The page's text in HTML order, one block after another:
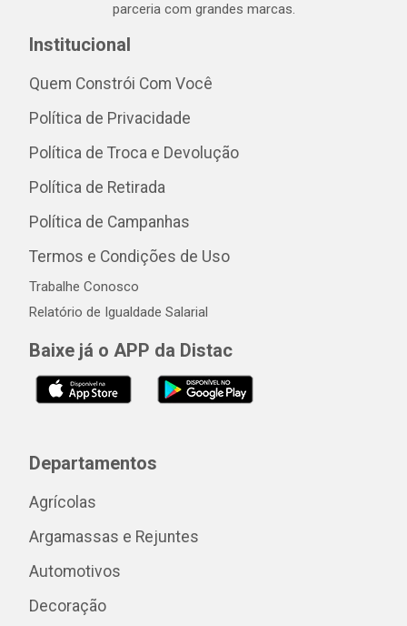
parceria com grandes marcas.
Institucional
Quem Constrói Com Você
Política de Privacidade
Política de Troca e Devolução
Política de Retirada
Política de Campanhas
Termos e Condições de Uso
Trabalhe Conosco
Relatório de Igualdade Salarial
Baixe já o APP da Distac
Departamentos
Agrícolas
Argamassas e Rejuntes
Automotivos
Decoração